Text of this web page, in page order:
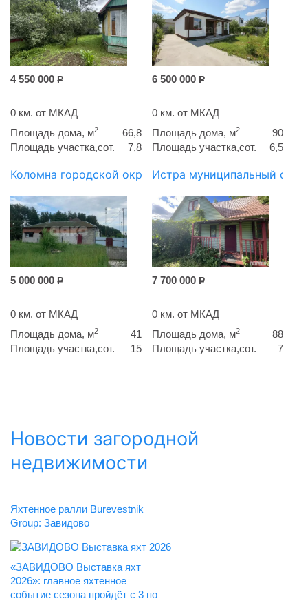
4 550 000 Р
0 км. от МКАД
Площадь дома, м2
66,8
Площадь участка,сот.
7,8
6 500 000 Р
0 км. от МКАД
Площадь дома, м2
90
Площадь участка,сот.
6,5
Коломна городской округ
5 000 000 Р
0 км. от МКАД
Площадь дома, м2
41
Площадь участка,сот.
15
Истра муниципальный
7 700 000 Р
0 км. от МКАД
Площадь дома, м2
88
Площадь участка,сот.
7
Новости загородной
недвижимости
Яхтенное ралли Burevestnik
Group: Завидово
«ЗАВИДОВО Выставка яхт
2026»: главное яхтенное
событие сезона пройдёт с 3 по